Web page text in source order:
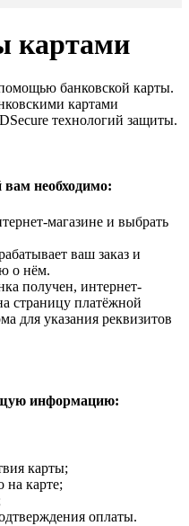
картами
банковской карты.
картами
технологий защиты.
необходимо:
магазине и выбрать
ваш заказ и
о нём.
получен, интернет-
страницу платёжной
для указания реквизитов
информацию:
карты;
на карте;
оплаты.